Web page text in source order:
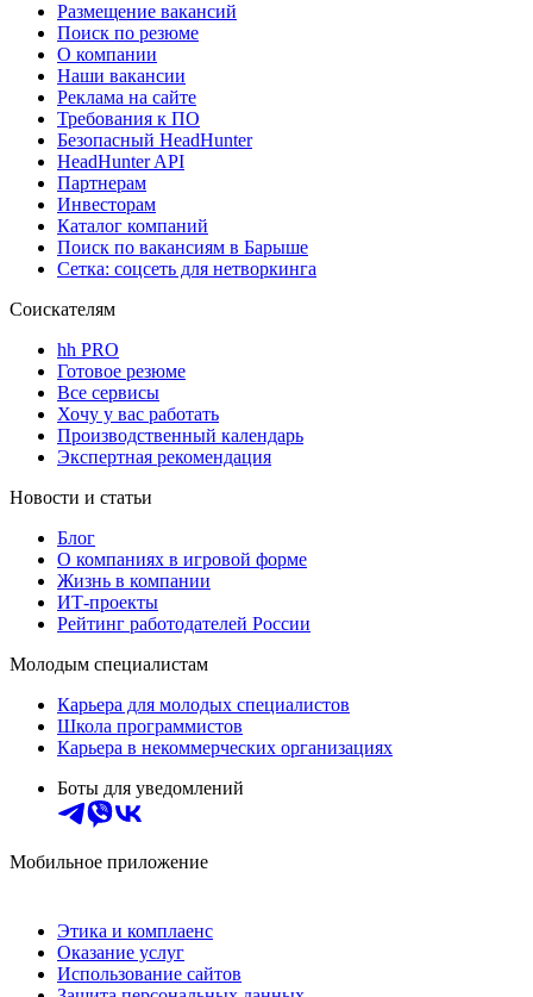
Размещение вакансий
Поиск по резюме
О компании
Наши вакансии
Реклама на сайте
Требования к ПО
Безопасный HeadHunter
HeadHunter API
Партнерам
Инвесторам
Каталог компаний
Поиск по вакансиям в Барыше
Сетка: соцсеть для нетворкинга
Соискателям
hh PRO
Готовое резюме
Все сервисы
Хочу у вас работать
Производственный календарь
Экспертная рекомендация
Новости и статьи
Блог
О компаниях в игровой форме
Жизнь в компании
ИТ-проекты
Рейтинг работодателей России
Молодым специалистам
Карьера для молодых специалистов
Школа программистов
Карьера в некоммерческих организациях
Боты для уведомлений
Мобильное приложение
Этика и комплаенс
Оказание услуг
Использование сайтов